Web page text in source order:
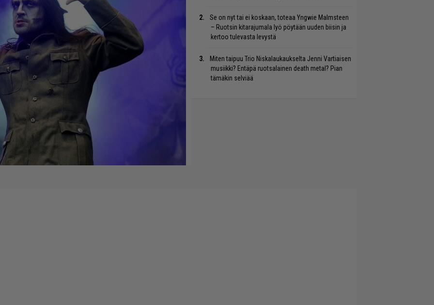
Se on nyt tai ei koskaan, toteaa Yngwie Malmsteen
– Ruotsin kitarajumala lyö pöytään uuden biisin ja
kertoo tulevasta levystä
Miten taipuu Trio Niskalaukaukselta Jenni Vartiaisen
musiikki? Entäpä ruotsalainen death metal? Pian
tämäkin selviää